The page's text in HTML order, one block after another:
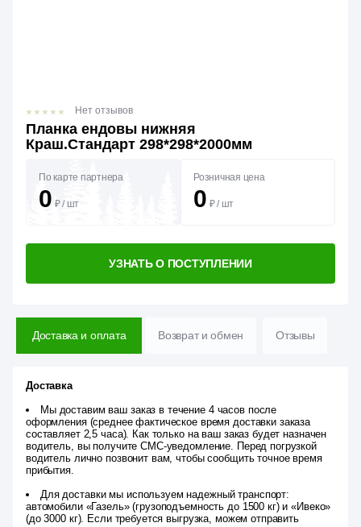
Планка ендовы нижняя
Краш.Стандарт 298*298*2000мм
Нет отзывов
По карте партнера
0 ₽/ шт
Розничная цена
0 ₽/ шт
УЗНАТЬ О ПОСТУПЛЕНИИ
Доставка и оплата Возврат и обмен Отзывы
Доставка
Мы доставим ваш заказ в течение 4 часов после
оформления (среднее фактическое время доставки заказа
составляет 2,5 часа). Как только на ваш заказ будет назначен
водитель, вы получите СМС-уведомление. Перед погрузкой
водитель лично позвонит вам, чтобы сообщить точное время
прибытия.
Для доставки мы используем надежный транспорт:
автомобили «Газель» (грузоподъемность до 1500 кг) и «Ивеко»
(до 3000 кг). Если требуется выгрузка, можем отправить